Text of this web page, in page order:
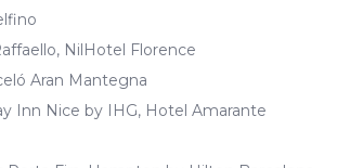
NilHotel Florence
Aran Mantegna
Inn Nice by IHG, Hotel Amarante